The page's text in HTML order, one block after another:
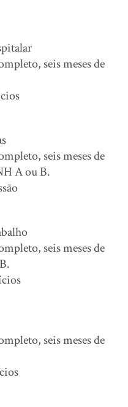
seis meses de
seis meses de
A ou B.
seis meses de
seis meses de